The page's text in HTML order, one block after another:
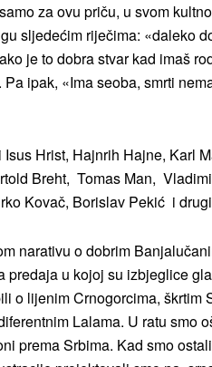
za ovu priču, u svom
sljedećim riječima: «daleko
je to dobra stvar kad imaš
ipak, «Ima seoba, smrti
Hrist, Hajnrih Hajne, Karl
Breht, Tomas Man,
Kovač, Borislav Pekić i
narativu o dobrim
predaja u kojoj su izbjeglice
o lijenim Crnogorcima, škrtim
Lalama. U ratu smo
prema Srbima. Kad smo